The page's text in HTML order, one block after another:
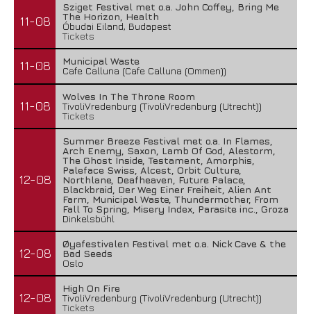
11-08
Sziget Festival met o.a. John Coffey, Bring Me
The Horizon, Health
Óbudai Eiland, Budapest
Tickets
11-08
Municipal Waste
Cafe Calluna (Cafe Calluna (Ommen))
11-08
Wolves In The Throne Room
TivoliVredenburg (TivoliVredenburg (Utrecht))
Tickets
12-08
Summer Breeze Festival met o.a. In Flames,
Arch Enemy, Saxon, Lamb Of God, Alestorm,
The Ghost Inside, Testament, Amorphis,
Paleface Swiss, Alcest, Orbit Culture,
Northlane, Deafheaven, Future Palace,
Blackbraid, Der Weg Einer Freiheit, Alien Ant
Farm, Municipal Waste, Thundermother, From
Fall To Spring, Misery Index, Parasite inc., Groza
Dinkelsbühl
12-08
Øyafestivalen Festival met o.a. Nick Cave & the
Bad Seeds
Oslo
12-08
High On Fire
TivoliVredenburg (TivoliVredenburg (Utrecht))
Tickets